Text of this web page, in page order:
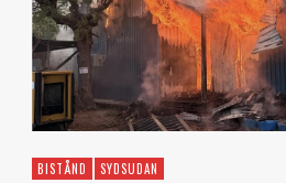
BISTÅND SYDSUDAN